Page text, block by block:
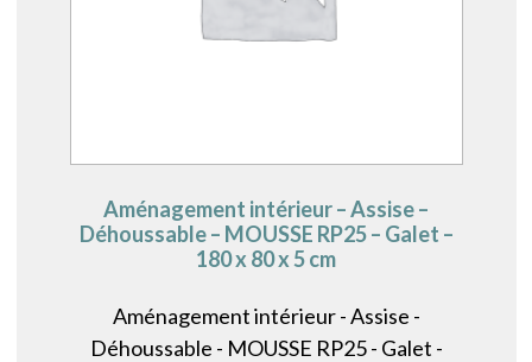
Aménagement intérieur – Assise –
Déhoussable – MOUSSE RP25 – Galet –
180 x 80 x 5 cm
Aménagement intérieur - Assise -
Déhoussable - MOUSSE RP25 - Galet -